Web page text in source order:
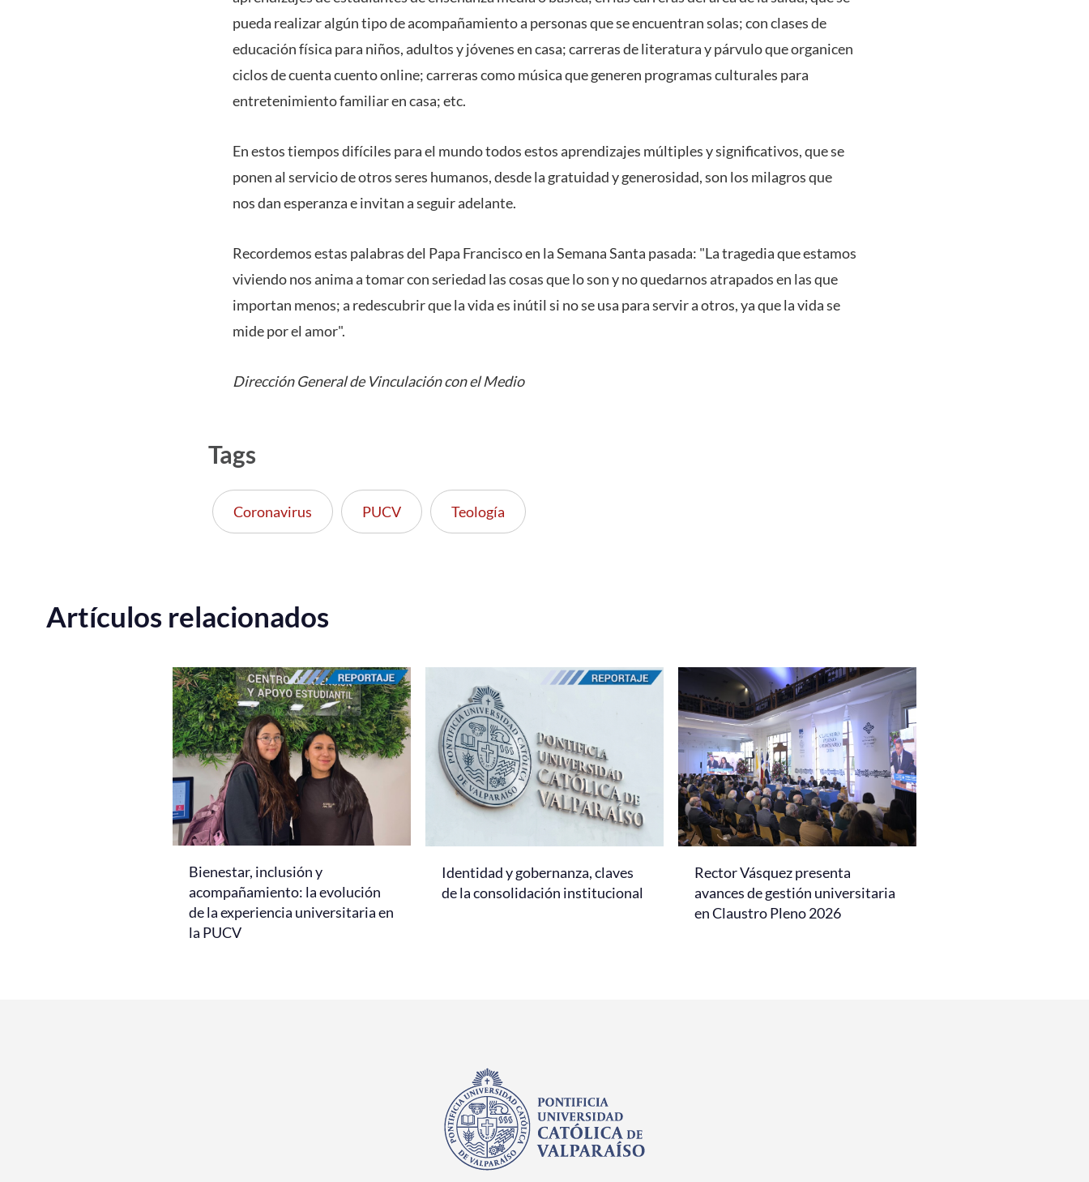
pueda realizar algún tipo de acompañamiento a personas que se encuentran solas; con clases de
educación física para niños, adultos y jóvenes en casa; carreras de literatura y párvulo que organicen
ciclos de cuenta cuento online; carreras como música que generen programas culturales para
entretenimiento familiar en casa; etc.
En estos tiempos difíciles para el mundo todos estos aprendizajes múltiples y significativos, que se
ponen al servicio de otros seres humanos, desde la gratuidad y generosidad, son los milagros que
nos dan esperanza e invitan a seguir adelante.
Recordemos estas palabras del Papa Francisco en la Semana Santa pasada: "La tragedia que estamos
viviendo nos anima a tomar con seriedad las cosas que lo son y no quedarnos atrapados en las que
importan menos; a redescubrir que la vida es inútil si no se usa para servir a otros, ya que la vida se
mide por el amor".
Dirección General de Vinculación con el Medio
Tags
Coronavirus PUCV Teología
Artículos relacionados
Bienestar, inclusión y
acompañamiento: la evolución
de la experiencia universitaria en
la PUCV
Identidad y gobernanza, claves
de la consolidación institucional
Rector Vásquez presenta
avances de gestión universitaria
en Claustro Pleno 2026